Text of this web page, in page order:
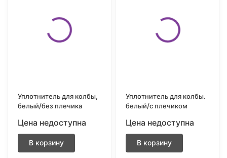
Уплотнитель для колбы,
белый/без плечика
Цена недоступна
В корзину
Уплотнитель для колбы.
белый/с плечиком
Цена недоступна
В корзину